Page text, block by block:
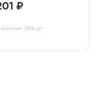
₽
наличии: 2906 шт